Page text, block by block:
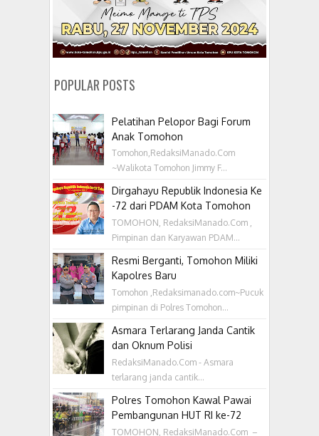
POPULAR POSTS
Pelatihan Pelopor Bagi Forum
Anak Tomohon
Tomohon,RedaksiManado.Com
~Walikota Tomohon Jimmy F...
Dirgahayu Republik Indonesia Ke
-72 dari PDAM Kota Tomohon
TOMOHON, RedaksiManado.Com ,
Pimpinan dan Karyawan PDAM...
Resmi Berganti, Tomohon Miliki
Kapolres Baru
Tomohon ,Redaksimanado.com~Pucuk
pimpinan di Polres Tomohon...
Asmara Terlarang Janda Cantik
dan Oknum Polisi
RedaksiManado.Com - Asmara
terlarang janda cantik...
Polres Tomohon Kawal Pawai
Pembangunan HUT RI ke-72
TOMOHON, RedaksiManado.Com –